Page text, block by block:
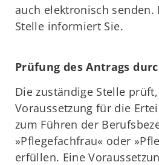
auch elektronisch senden.
Stelle informiert Sie.
Prüfung des Antrags
Die zuständige Stelle
Voraussetzung für die
zum Führen der
»Pflegefachfrau« oder
erfüllen. Eine